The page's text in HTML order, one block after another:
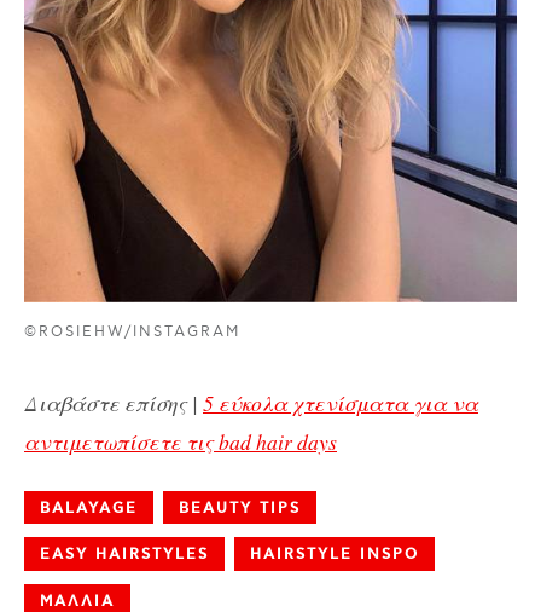
©ROSIEHW/INSTAGRAM
Διαβάστε επίσης | 5 εύκολα χτενίσματα για να
αντιμετωπίσετε τις bad hair days
BALAYAGE BEAUTY TIPS
EASY HAIRSTYLES HAIRSTYLE INSPO
ΜΑΛΛΙΑ